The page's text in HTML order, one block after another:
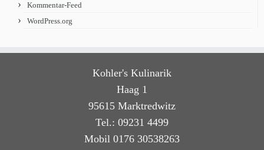
Kommentar-Feed
WordPress.org
Kohler's Kulinarik
Haag 1
95615 Marktredwitz
Tel.: 09231 4499
Mobil 0176 30538263